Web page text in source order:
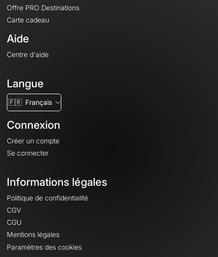
Offre PRO Destinations
Carte cadeau
Aide
Centre d'aide
Langue
🇫🇷 Français
Connexion
Créer un compte
Se connecter
Informations légales
Politique de confidentialité
CGV
CGU
Mentions légales
Paramètres des cookies